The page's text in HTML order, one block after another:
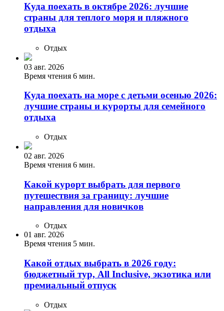
Куда поехать в октябре 2026: лучшие
страны для теплого моря и пляжного
отдыха
Отдых
03 авг. 2026
Время чтения 6 мин.
Куда поехать на море с детьми осенью 2026:
лучшие страны и курорты для семейного
отдыха
Отдых
02 авг. 2026
Время чтения 6 мин.
Какой курорт выбрать для первого
путешествия за границу: лучшие
направления для новичков
Отдых
01 авг. 2026
Время чтения 5 мин.
Какой отдых выбрать в 2026 году:
бюджетный тур, All Inclusive, экзотика или
премиальный отпуск
Отдых